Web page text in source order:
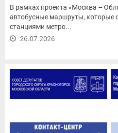
В рамках проекта «Москва –
автобусные маршруты, которые
станциями метро...
26.07.2026